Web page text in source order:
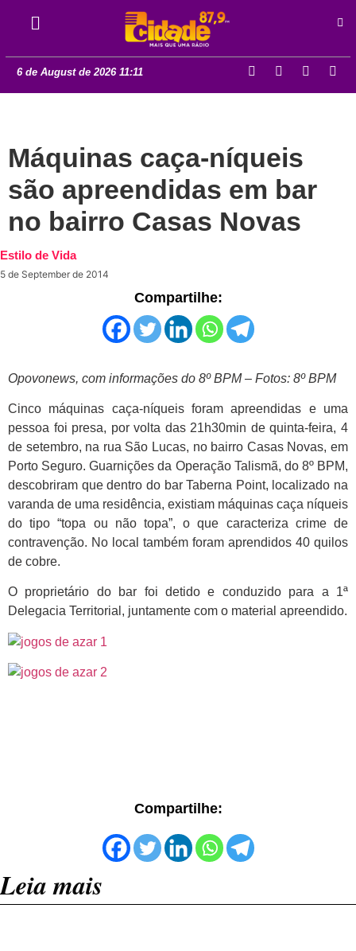
6 de August de 2026 11:11
Máquinas caça-níqueis
são apreendidas em bar
no bairro Casas Novas
Estilo de Vida
5 de September de 2014
Compartilhe:
Opovonews, com informações do 8º BPM – Fotos: 8º BPM
Cinco máquinas caça-níqueis foram apreendidas e uma
pessoa foi presa, por volta das 21h30min de quinta-feira, 4
de setembro, na rua São Lucas, no bairro Casas Novas, em
Porto Seguro. Guarnições da Operação Talismã, do 8º BPM,
descobriram que dentro do bar Taberna Point, localizado na
varanda de uma residência, existiam máquinas caça níqueis
do tipo “topa ou não topa”, o que caracteriza crime de
contravenção. No local também foram aprendidos 40 quilos
de cobre.
O proprietário do bar foi detido e conduzido para a 1ª
Delegacia Territorial, juntamente com o material apreendido.
Compartilhe:
Leia mais